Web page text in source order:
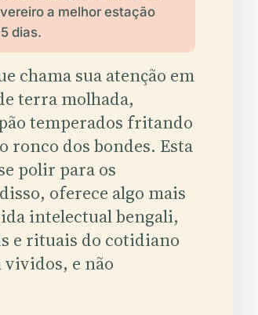
a melhor estação
dias.
chama sua atenção em
terra molhada,
temperados fritando
ronco dos bondes. Esta
polir para os
oferece algo mais
intelectual bengali,
e rituais do cotidiano
vividos, e não